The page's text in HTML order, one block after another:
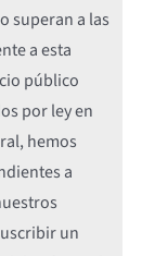
superan a las
a esta
público
por ley en
hemos
a
un